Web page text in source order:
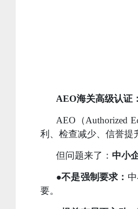
AEO海关高级认证
AEO（Authorized
利、检查减少、信誉提
但问题来了： 中小
●不是强制要求：
要。